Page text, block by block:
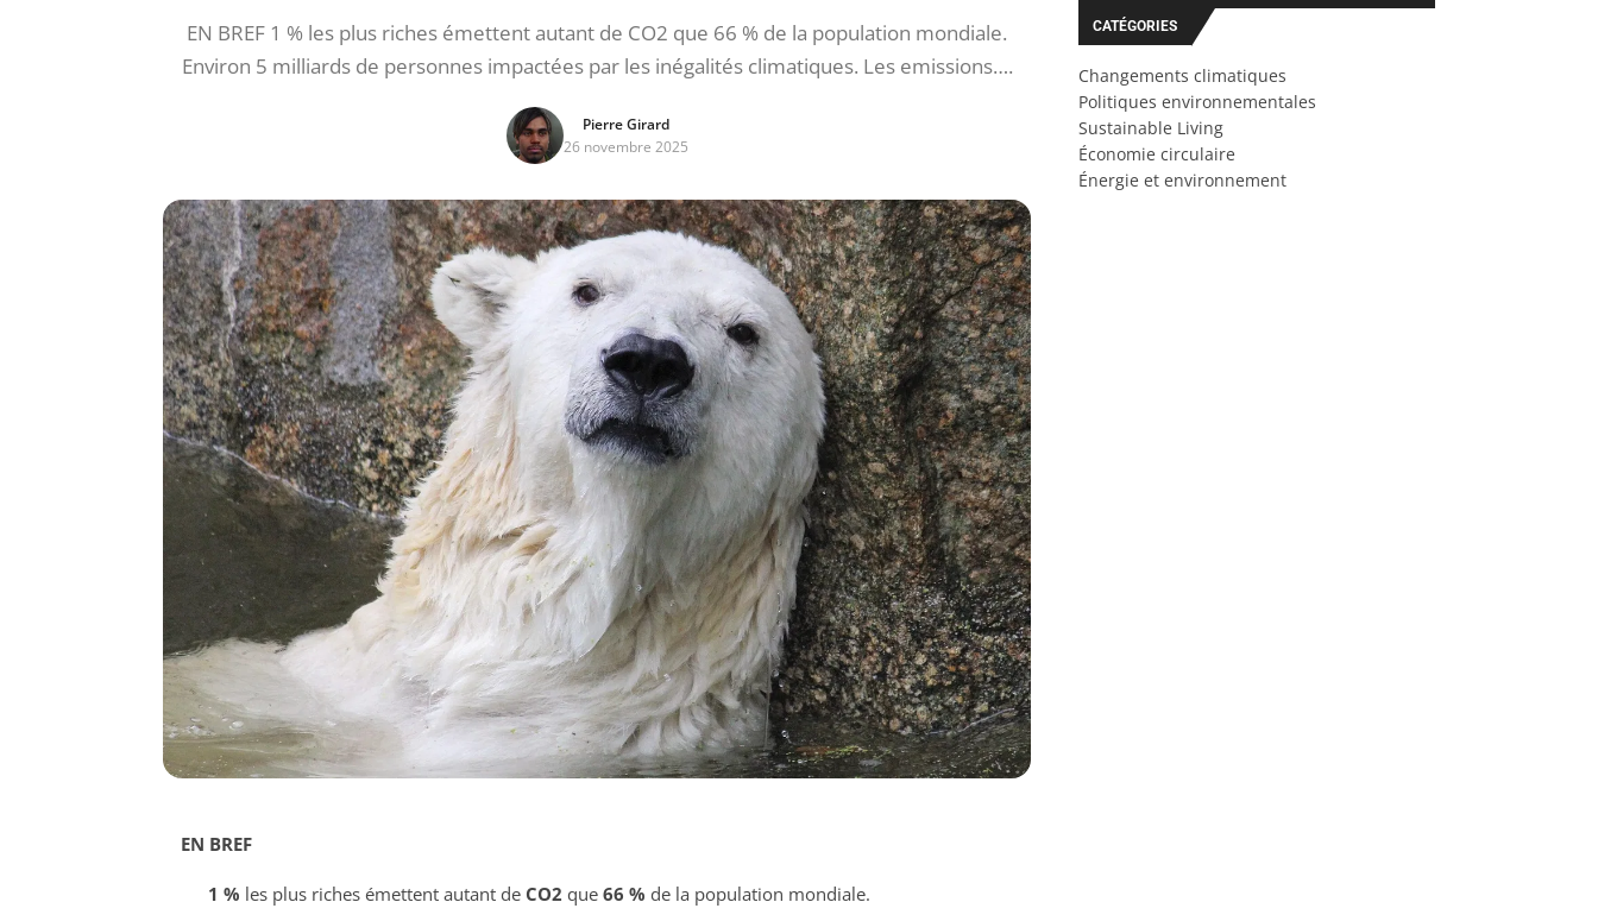
EN BREF 1 % les plus riches émettent autant de CO2 que 66 % de la population mondiale.
Environ 5 milliards de personnes impactées par les inégalités climatiques. Les emissions….
Pierre Girard
26 novembre 2025
EN BREF
1 % les plus riches émettent autant de CO2 que 66 % de la population mondiale.
CATÉGORIES
Changements climatiques
Politiques environnementales
Sustainable Living
Économie circulaire
Énergie et environnement